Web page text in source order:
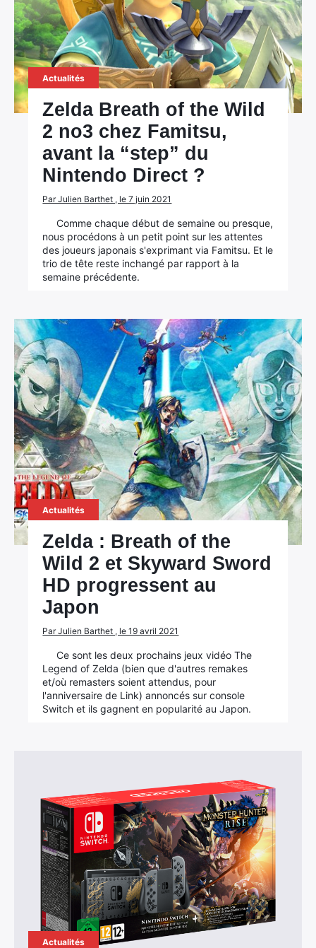
Actualités
Zelda Breath of the Wild
2 no3 chez Famitsu,
avant la “step” du
Nintendo Direct ?
Par Julien Barthet , le 7 juin 2021
Comme chaque début de semaine ou presque,
nous procédons à un petit point sur les attentes
des joueurs japonais s'exprimant via Famitsu. Et le
trio de tête reste inchangé par rapport à la
semaine précédente.
Actualités
Zelda : Breath of the
Wild 2 et Skyward Sword
HD progressent au
Japon
Par Julien Barthet , le 19 avril 2021
Ce sont les deux prochains jeux vidéo The
Legend of Zelda (bien que d'autres remakes
et/où remasters soient attendus, pour
l'anniversaire de Link) annoncés sur console
Switch et ils gagnent en popularité au Japon.
Actualités
Rechercher
: